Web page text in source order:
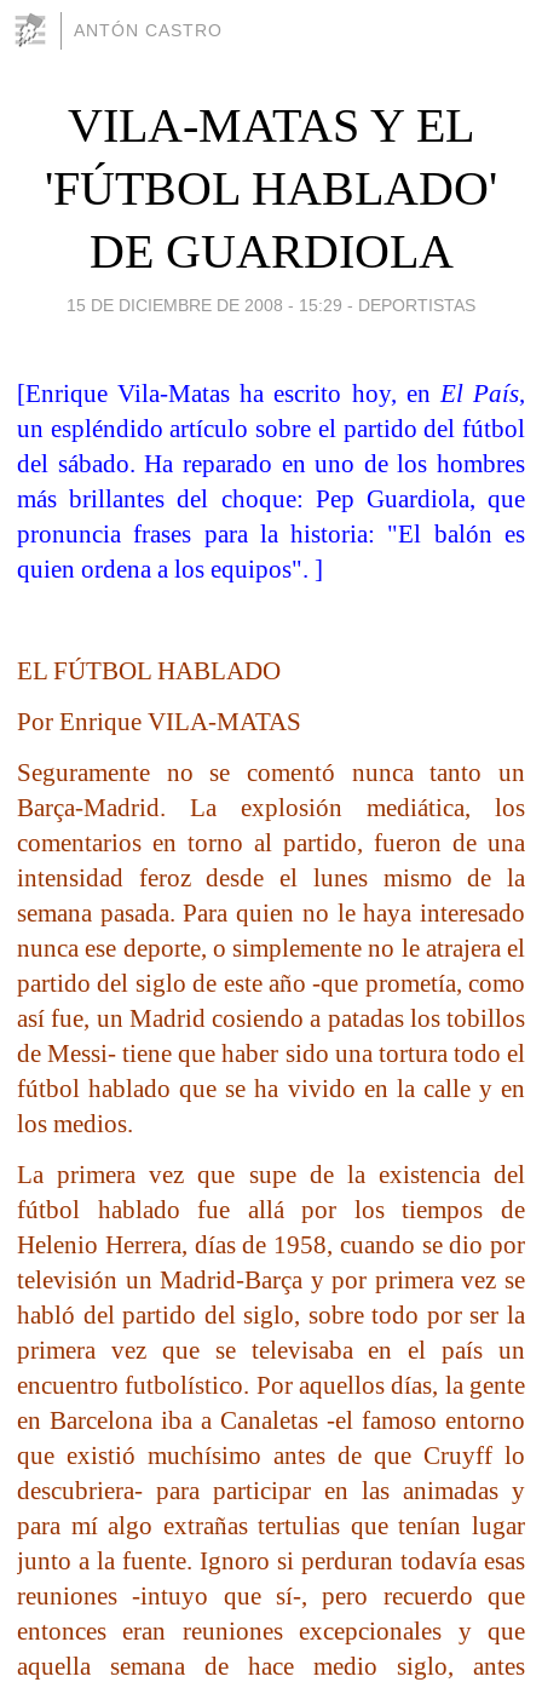
ANTÓN CASTRO
VILA-MATAS Y EL
'FÚTBOL HABLADO'
DE GUARDIOLA
15 DE DICIEMBRE DE 2008 - 15:29 - DEPORTISTAS
[Enrique Vila-Matas ha escrito hoy, en El País,
un espléndido artículo sobre el partido del fútbol
del sábado. Ha reparado en uno de los hombres
más brillantes del choque: Pep Guardiola, que
pronuncia frases para la historia: "El balón es
quien ordena a los equipos". ]
EL FÚTBOL HABLADO
Por Enrique VILA-MATAS
Seguramente no se comentó nunca tanto un
Barça-Madrid. La explosión mediática, los
comentarios en torno al partido, fueron de una
intensidad feroz desde el lunes mismo de la
semana pasada. Para quien no le haya interesado
nunca ese deporte, o simplemente no le atrajera el
partido del siglo de este año -que prometía, como
así fue, un Madrid cosiendo a patadas los tobillos
de Messi- tiene que haber sido una tortura todo el
fútbol hablado que se ha vivido en la calle y en
los medios.
La primera vez que supe de la existencia del
fútbol hablado fue allá por los tiempos de
Helenio Herrera, días de 1958, cuando se dio por
televisión un Madrid-Barça y por primera vez se
habló del partido del siglo, sobre todo por ser la
primera vez que se televisaba en el país un
encuentro futbolístico. Por aquellos días, la gente
en Barcelona iba a Canaletas -el famoso entorno
que existió muchísimo antes de que Cruyff lo
descubriera- para participar en las animadas y
para mí algo extrañas tertulias que tenían lugar
junto a la fuente. Ignoro si perduran todavía esas
reuniones -intuyo que sí-, pero recuerdo que
entonces eran reuniones excepcionales y que
aquella semana de hace medio siglo, antes